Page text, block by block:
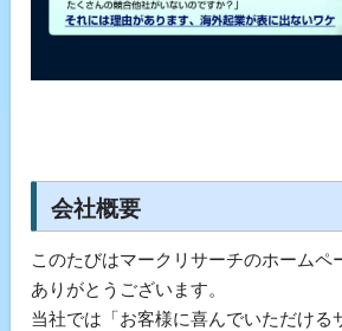
会社概要
このたびはマークリサーチのホームペ
ありがとうございます。
当社では「お客様に喜んでいただける